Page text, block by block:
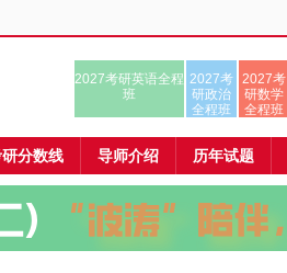
2027考研英语全程
班
2027考
研政治
全程班
2027考
研数学
全程班
分数线 导师介绍 历年试题